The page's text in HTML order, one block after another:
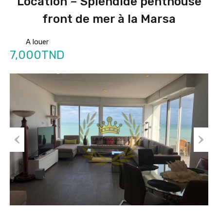
front de mer à la Marsa
A louer
7,000TND
Prev
ious
Nex